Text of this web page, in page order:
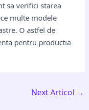
sa verifici starea
multe modele
O astfel de
pentru productia
Next Articol →